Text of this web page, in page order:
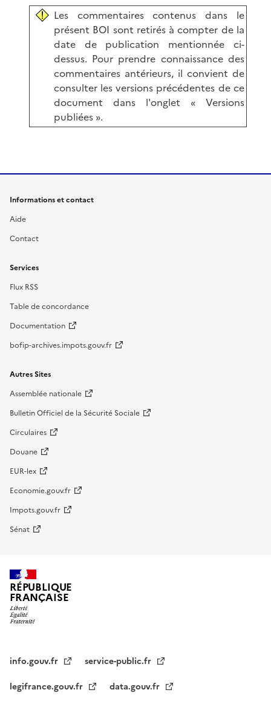
Les commentaires contenus dans le
présent BOI sont retirés à compter de la
date de publication mentionnée ci-
dessus. Pour prendre connaissance des
commentaires antérieurs, il convient de
consulter les versions précédentes de ce
document dans l'onglet « Versions
publiées ».
Informations et contact
Aide
Contact
Services
Flux RSS
Table de concordance
Documentation
bofip-archives.impots.gouv.fr
Autres Sites
Assemblée nationale
Bulletin Officiel de la Sécurité Sociale
Circulaires
Douane
EUR-lex
Economie.gouv.fr
Impots.gouv.fr
Sénat
RÉPUBLIQUE
FRANÇAISE
info.gouv.fr
service-public.fr
legifrance.gouv.fr
data.gouv.fr